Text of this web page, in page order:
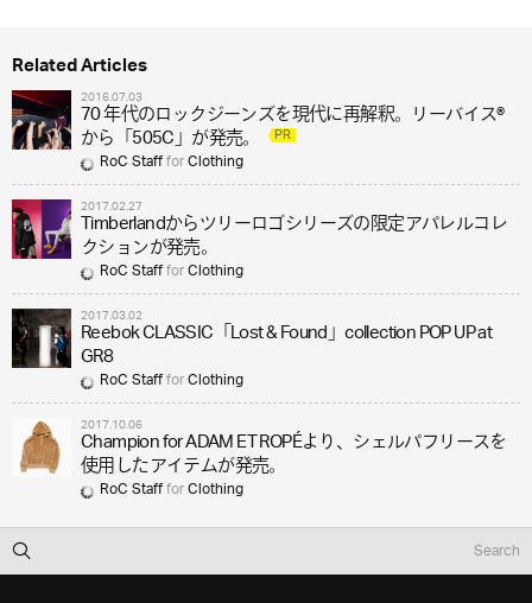
Related Articles
2016.07.03
70 年代のロックジーンズを現代に再解釈。リーバイス®
から「505C」が発売。 PR
RoC StaffforClothing
2017.02.27
Timberlandからツリーロゴシリーズの限定アパレルコレ
クションが発売。
RoC StaffforClothing
2017.03.02
Reebok CLASSIC「Lost & Found」collection POP UP at
GR8
RoC StaffforClothing
2017.10.06
Champion for ADAM ET ROPÉより、シェルパフリースを
使用したアイテムが発売。
RoC StaffforClothing